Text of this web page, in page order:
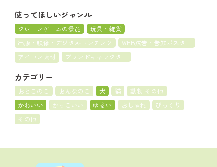
使ってほしいジャンル
クレーンゲームの景品
玩具・雑貨
出版・映像・デジタルコンテンツ
WEB広告・告知ポスター
アイコン素材
ブランドキャラクター
カテゴリー
おとこのこ おんなのこ 犬 猫
動物 その他
かわいい
かっこいい ゆるい おしゃれ
びっくり
その他